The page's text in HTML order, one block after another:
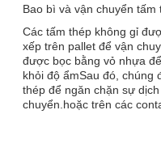
Bao bì và vận chuyển tấm
Các tấm thép không gỉ
xếp trên pallet để vận
được bọc bằng vỏ nhựa
khỏi độ ẩmSau đó, chúng
thép để ngăn chặn sự
chuyển.hoặc trên các